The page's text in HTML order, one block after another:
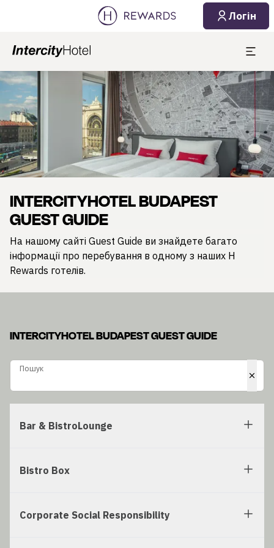
Логін
Слайд 1 з 1
INTERCITYHOTEL BUDAPEST
GUEST GUIDE
На нашому сайті Guest Guide ви знайдете багато
інформації про перебування в одному з наших H
Rewards готелів.
INTERCITYHOTEL BUDAPEST GUEST GUIDE
Пошук
Пошук
Bar & BistroLounge
Bistro Box
Corporate Social Responsibility